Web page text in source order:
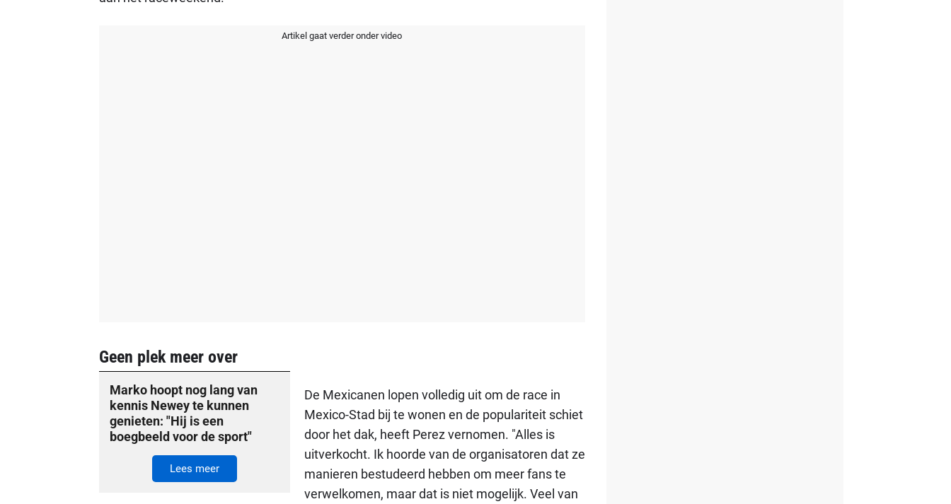
Artikel gaat verder onder video
Geen plek meer over
Marko hoopt nog lang van
kennis Newey te kunnen
genieten: "Hij is een
boegbeeld voor de sport"
Lees meer
De Mexicanen lopen volledig uit om de race in
Mexico-Stad bij te wonen en de populariteit schiet
door het dak, heeft Perez vernomen. "Alles is
uitverkocht. Ik hoorde van de organisatoren dat ze
manieren bestudeerd hebben om meer fans te
verwelkomen, maar dat is niet mogelijk. Veel van